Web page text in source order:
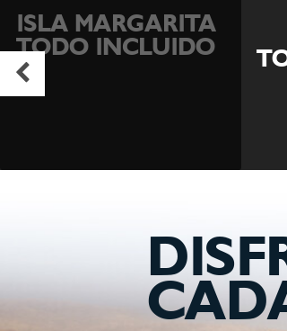
VIAJE A
TAILANDIA
TODO INCLUIDO